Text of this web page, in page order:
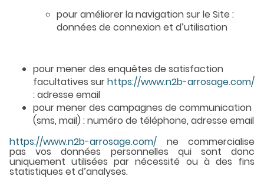
pour améliorer la navigation sur le Site :
données de connexion et d’utilisation
pour mener des enquêtes de satisfaction
facultatives surhttps://www.n2b-arrosage.com/
: adresse email
pour mener des campagnes de communication
(sms, mail) : numéro de téléphone, adresse email
https://www.n2b-arrosage.com/ ne commercialise
pas vos données personnelles qui sont donc
uniquement utilisées par nécessité ou à des fins
statistiques et d’analyses.